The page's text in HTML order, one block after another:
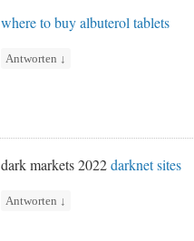
where to buy albuterol tablets
Antworten ↓
dark markets 2022darknet sites
Antworten ↓